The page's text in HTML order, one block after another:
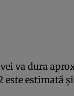
va dura
este estimată